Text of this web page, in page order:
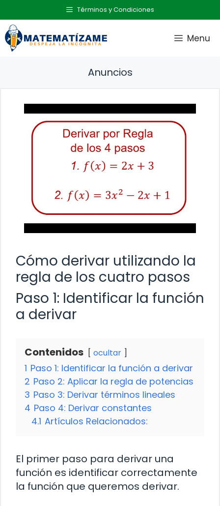
al
contenido
Términos y Condiciones
Menu
Anuncios
Cómo derivar utilizando la
regla de los cuatro pasos
Paso 1: Identificar la función
a derivar
Contenidos ocultar
1 Paso 1: Identificar la función a derivar
2 Paso 2: Aplicar la regla de potencias
3 Paso 3: Derivar términos lineales
4 Paso 4: Derivar constantes
4.1 Artículos Relacionados:
El primer paso para derivar una
función es identificar correctamente
la función que queremos derivar.